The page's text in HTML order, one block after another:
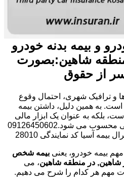
و بیمه بدنه خودرو
شاهین:بصورت
از حقوق
و ترافیک شهری، احتمال وقوع
به همین دلیل، داشتن بیمه
بلکه به عنوان یک ابزار مالی
برای کاهش ریسک های احتمالی محسوب می شود.09126450602
آسیا کد نمایندگی 28010
بیمه خودرو، یعنی بیمه شخص
شاهین, در منطقه شاهین، می
مهم هر کدام را شرح می دهیم.